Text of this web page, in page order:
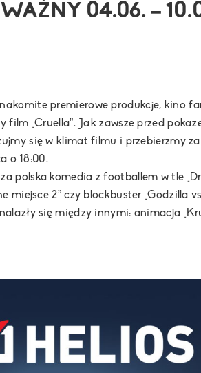
04.06. –
premierowe produkcje, kino
„Cruella”. Jak zawsze przed
się w klimat filmu i przebierzmy
o 18:00.
polska komedia z footballem w tle
miejsce 2” czy blockbuster „Godzilla
się między innymi: animacja